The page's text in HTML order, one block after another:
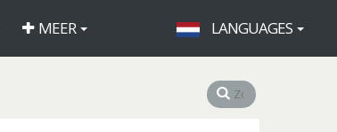
MEER LANGUAGES